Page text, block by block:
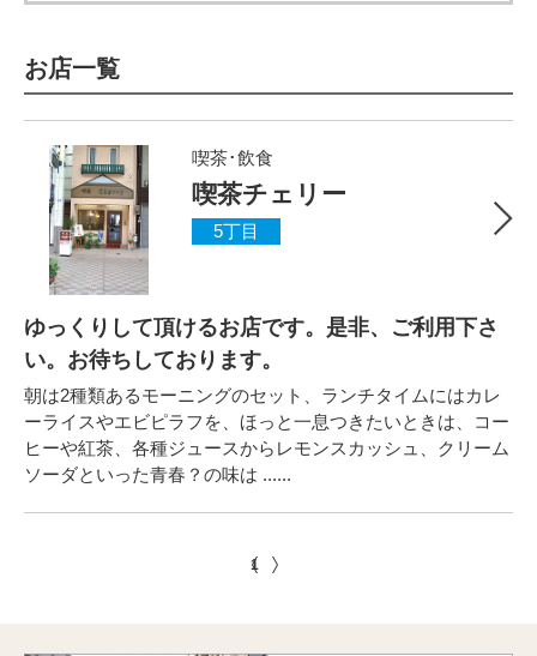
お店一覧
喫茶･飲食
喫茶チェリー
5丁目
ゆっくりして頂けるお店です。是非、ご利用下さ
い。お待ちしております。
朝は2種類あるモーニングのセット、ランチタイムにはカレ
ーライスやエビピラフを、ほっと一息つきたいときは、コー
ヒーや紅茶、各種ジュースからレモンスカッシュ、クリーム
ソーダといった青春？の味は ......
1